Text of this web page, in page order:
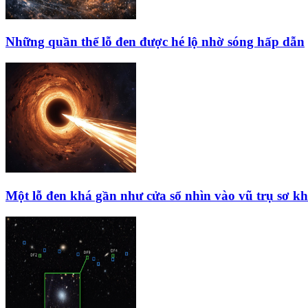
Những quần thể lỗ đen được hé lộ nhờ sóng hấp dẫn
Một lỗ đen khá gần như cửa sổ nhìn vào vũ trụ sơ